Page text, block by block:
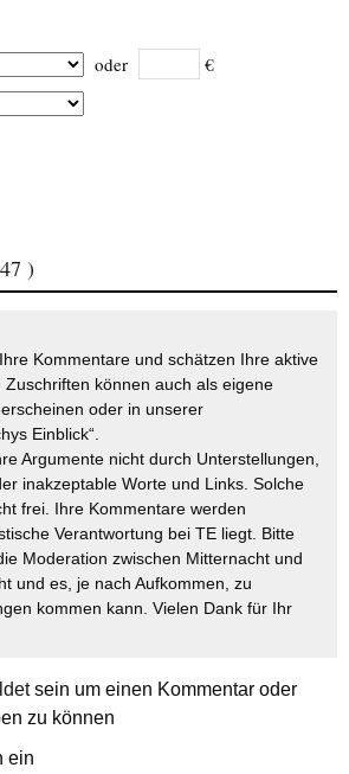
oder €
)
Kommentare und schätzen Ihre aktive
Zuschriften können auch als eigene
oder in unserer
Einblick“.
Argumente nicht durch Unterstellungen,
inakzeptable Worte und Links. Solche
frei. Ihre Kommentare werden
Verantwortung bei TE liegt. Bitte
Moderation zwischen Mitternacht und
und es, je nach Aufkommen, zu
kommen kann. Vielen Dank für Ihr
sein um einen Kommentar oder
zu können
ein